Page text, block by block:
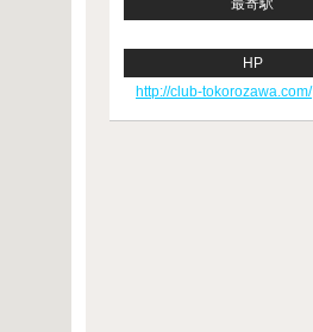
最寄駅
HP
http://club-tokorozawa.com/